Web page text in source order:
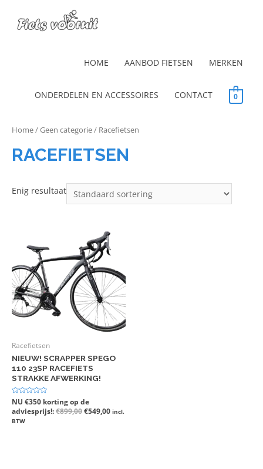
HOME AANBOD FIETSEN MERKEN
ONDERDELEN EN ACCESSOIRES CONTACT 0
Home/Geen categorie/ Racefietsen
RACEFIETSEN
Enig resultaat
Racefietsen
NIEUW! SCRAPPER SPEGO
110 23SP RACEFIETS
STRAKKE AFWERKING!
Gewaardeerd
0
uit
5
NU €350 korting op de
adviesprijs!:€899,00€549,00 incl.
BTW